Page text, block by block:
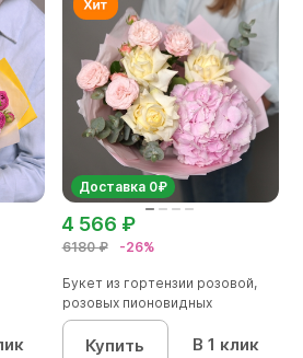
Доставка 0₽
6180 ₽ -26%
4 566 ₽
Букет из гортензии розовой,
розовых пионовидных
кустовы...
Купить В 1 клик